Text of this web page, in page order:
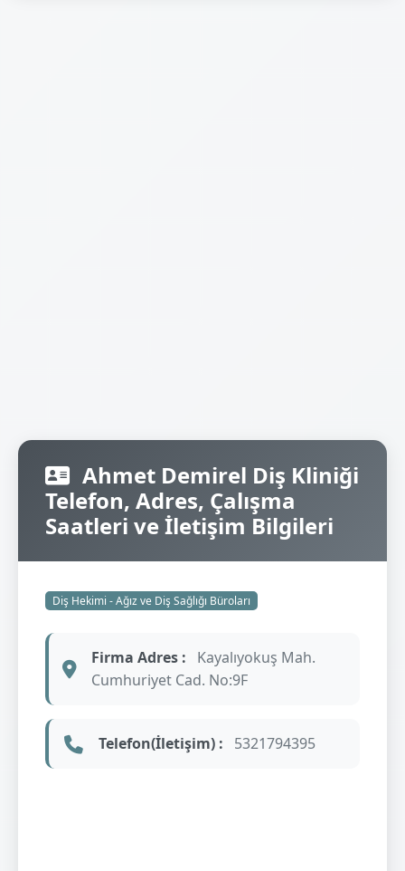
Ahmet Demirel Diş Kliniği
Telefon, Adres, Çalışma
Saatleri ve İletişim Bilgileri
Diş Hekimi - Ağız ve Diş Sağlığı Büroları
Firma Adres :
Kayalıyokuş Mah.
Cumhuriyet Cad. No:9F
Telefon(İletişim) : 5321794395